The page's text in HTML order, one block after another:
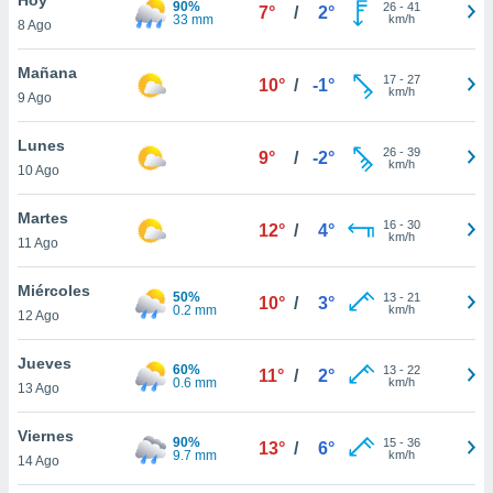
y
en
más
de
8 Ago
90%
33 mm
7° / 2° 26- 41
km/h
Mañana
9 Ago
10° / -1° 17- 27
km/h
Lunes
10 Ago
9° / -2° 26- 39
km/h
Martes
11 Ago
12° / 4° 16- 30
km/h
Miércoles
12 Ago
50%
0.2 mm
10° / 3° 13- 21
km/h
Jueves
13 Ago
60%
0.6 mm
11° / 2° 13- 22
km/h
Viernes
14 Ago
90%
9.7 mm
13° / 6° 15- 36
km/h